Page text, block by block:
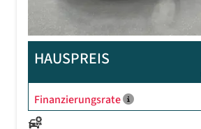
HAUSPREIS
Finanzierungsrate